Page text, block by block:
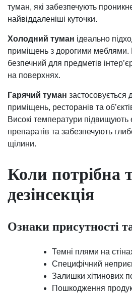
туман, які забезпечують
найвіддаленіші куточки.
Холодний туман ідеально
приміщень з дорогими меблями.
безпечний для предметів
на поверхнях.
Гарячий туман застосовується
приміщень, ресторанів та
Високі температури підвищують
препаратів та забезпечують
щілини.
Коли потрібна
дезінсекція
Ознаки присутності
Темні плями на
Специфічний
Залишки хітинових
Пошкодження